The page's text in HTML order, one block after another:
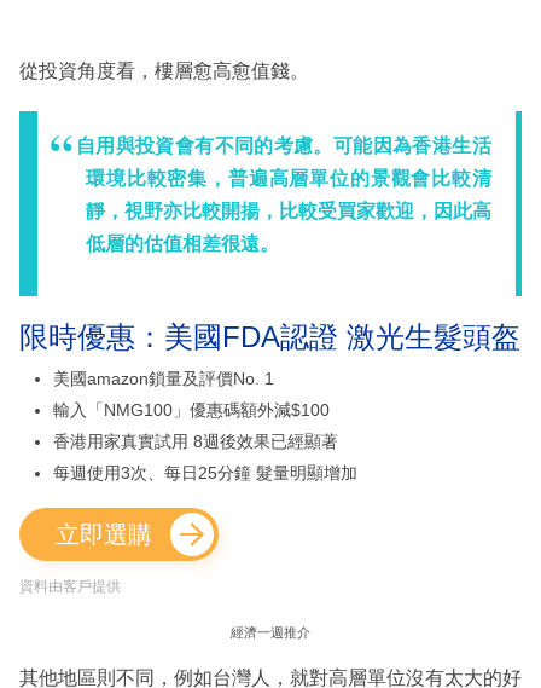
從投資角度看，樓層愈高愈值錢。
自用與投資會有不同的考慮。可能因為香港生活
環境比較密集，普遍高層單位的景觀會比較清
靜，視野亦比較開揚，比較受買家歡迎，因此高
低層的估值相差很遠。
限時優惠：美國FDA認證 激光生髮頭盔
美國amazon鎖量及評價No. 1
輸入「NMG100」優惠碼額外減$100
香港用家真實試用 8週後效果已經顯著
每週使用3次、每日25分鐘 髮量明顯增加
立即選購
資料由客戶提供
經濟一週推介
其他地區則不同，例如台灣人，就對高層單位沒有太大的好